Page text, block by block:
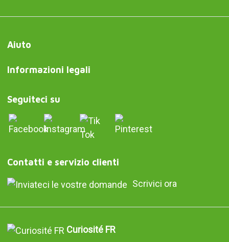
Aiuto
Informazioni legali
Seguiteci su
Contatti e servizio clienti
Scrivici ora
Curiosité FR